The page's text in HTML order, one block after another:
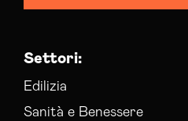
Settori:
Edilizia
Sanità e Benessere